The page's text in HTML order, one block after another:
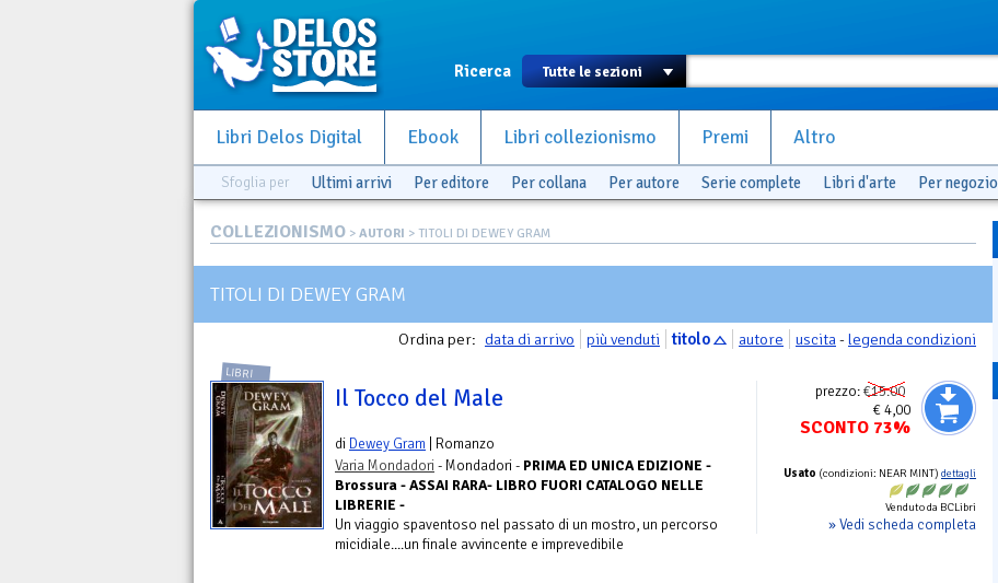
Ricerca
Libri Delos Digital Ebook Libri collezionismo Premi Altro
Sfoglia per Ultimi arrivi Per editore Per collana Per autore Serie complete Libri d'arte Per negozio
COLLEZIONISMO > AUTORI > TITOLI DI DEWEY GRAM
TITOLI DI DEWEY GRAM
Ordina per: data di arrivo più venduti titolo autore uscita-legenda condizioni
prezzo:€15.00
€ 4,00
SCONTO 73%
Usato (condizioni: NEAR MINT) dettagli
Venduto da BCLibri
» Vedi scheda completa
LIBRI
Il Tocco del Male
di Dewey Gram | Romanzo
Varia Mondadori - Mondadori - PRIMA ED UNICA EDIZIONE -
Brossura - ASSAI RARA- LIBRO FUORI CATALOGO NELLE
LIBRERIE -
Un viaggio spaventoso nel passato di un mostro, un percorso
micidiale....un finale avvincente e imprevedibile